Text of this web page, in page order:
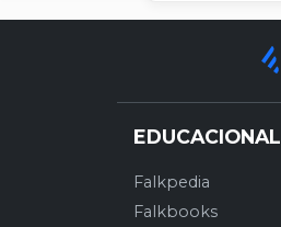
EDUCACIONAL
Falkpedia
Falkbooks